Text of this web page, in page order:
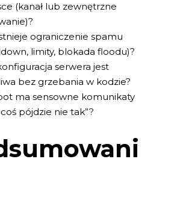
(kanał lub zewnętrzne
ograniczenie spamu
limity, blokada floodu)?
serwera jest
bez grzebania w kodzie?
ma sensowne komunikaty
pójdzie nie tak”?